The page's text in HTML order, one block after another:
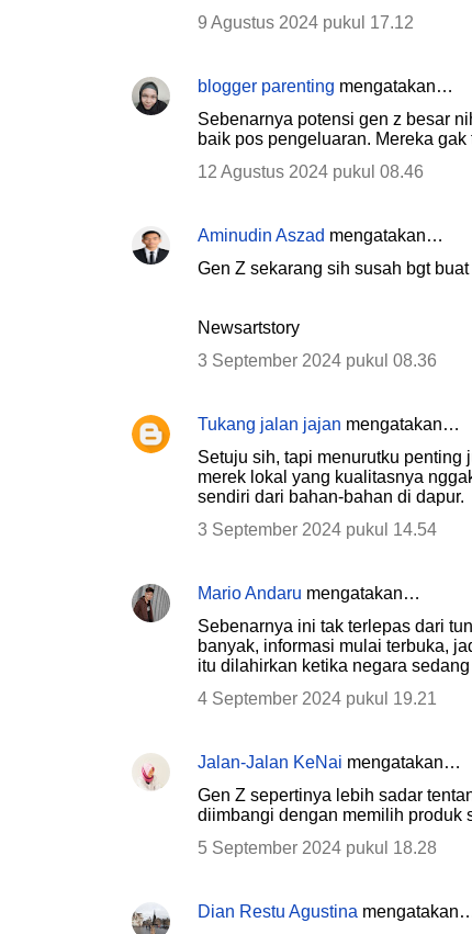
n
t
9 Agustus 2024 pukul 17.12
blogger parenting mengatakan…
Sebenarnya potensi gen z besar
baik pos pengeluaran. Mereka
12 Agustus 2024 pukul 08.46
Aminudin Aszad mengatakan…
Gen Z sekarang sih susah bgt
Newsartstory
3 September 2024 pukul 08.36
Tukang jalan jajan mengatakan…
Setuju sih, tapi menurutku penting
merek lokal yang kualitasnya
sendiri dari bahan-bahan di dapur.
3 September 2024 pukul 14.54
Mario Andaru mengatakan…
Sebenarnya ini tak terlepas dari
banyak, informasi mulai terbuka,
itu dilahirkan ketika negara
4 September 2024 pukul 19.21
Jalan-Jalan KeNai mengatakan…
Gen Z sepertinya lebih sadar
diimbangi dengan memilih produk
5 September 2024 pukul 18.28
Dian Restu Agustina